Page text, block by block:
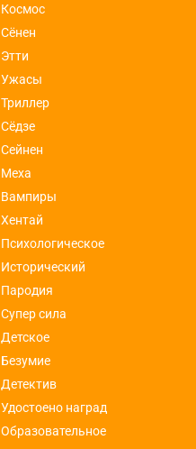
Космос
Сёнен
Этти
Ужасы
Триллер
Сёдзе
Сейнен
Меха
Вампиры
Хентай
Психологическое
Исторический
Пародия
Супер сила
Детское
Безумие
Детектив
Удостоено наград
Образовательное